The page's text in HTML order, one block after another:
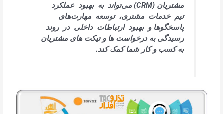
مشتریان (CRM)
می‌تواند به بهبود عملکرد
تیم خدمات مشتری، توسعه مهارت‌های
پاسخگوها و بهبود ارتباطات داخلی در روند
رسیدگی به درخواست ها و تیکت های مشتریان
به کسب و کار شما کمک کند.